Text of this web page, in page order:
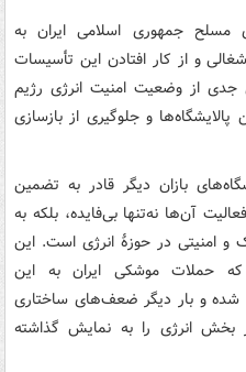
جمهوری اسلامی ایران به
و از کار افتادن این تأسیسات
جدی از وضعیت امنیت انرژی رژیم
و جلوگیری از بازسازی
بازان دیگر قادر به تضمین
آن‌ها نه‌تنها بی‌فایده، بلکه به
و امنیتی در حوزهٔ انرژی است. این
حملات موشکی ایران به این
شده و بار دیگر ضعف‌های ساختاری
انرژی را به نمایش گذاشته